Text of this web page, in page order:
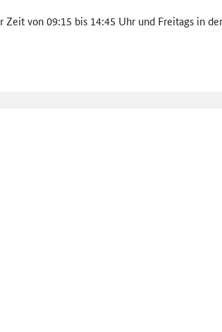
von 09:15 bis 14:45 Uhr und Freitags in